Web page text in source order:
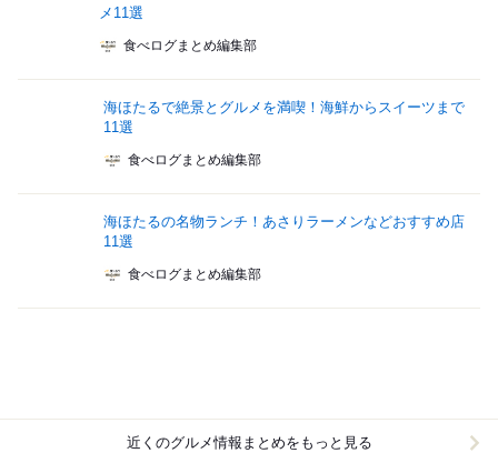
メ11選
食べログまとめ編集部
海ほたるで絶景とグルメを満喫！海鮮からスイーツまで
11選
食べログまとめ編集部
海ほたるの名物ランチ！あさりラーメンなどおすすめ店
11選
食べログまとめ編集部
近くのグルメ情報まとめをもっと見る